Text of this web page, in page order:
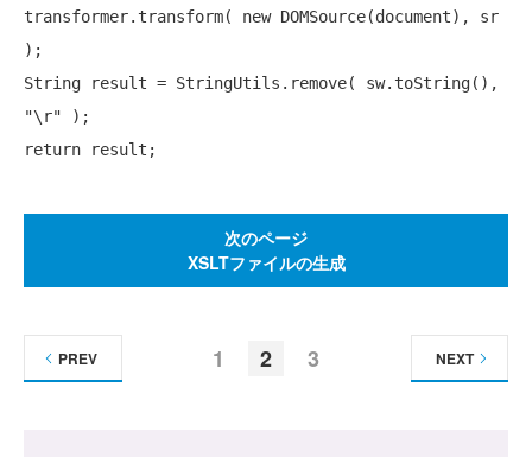
transformer.transform( new DOMSource(document), sr
);
"\r"
return
次のページ
XSLTファイルの生成
1 2 3
PREV NEXT